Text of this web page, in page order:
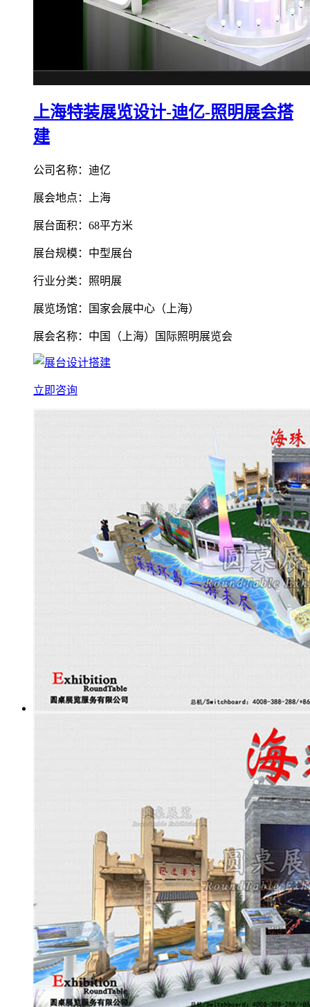
上海特装展览设计-迪亿-照明展会搭
建
公司名称：迪亿
展会地点：上海
展台面积：68平方米
展台规模：中型展台
行业分类：照明展
展览场馆：国家会展中心（上海）
展会名称：中国（上海）国际照明展览会
立即咨询